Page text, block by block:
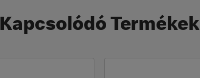
Kapcsolódó Termékek